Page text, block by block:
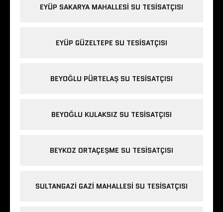
EYÜP SAKARYA MAHALLESI SU TESISATÇISI
EYÜP GÜZELTEPE SU TESISATÇISI
BEYOĞLU PÜRTELAŞ SU TESISATÇISI
BEYOĞLU KULAKSIZ SU TESISATÇISI
BEYKOZ ORTAÇEŞME SU TESISATÇISI
SULTANGAZI GAZI MAHALLESI SU TESISATÇISI